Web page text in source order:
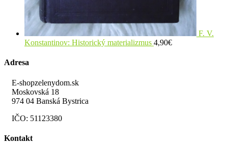
F. V.
Konstantinov: Historický materializmus 4,90€
Adresa
E-shopzelenydom.sk
Moskovská 18
974 04 Banská Bystrica
IČO: 51123380
Kontakt